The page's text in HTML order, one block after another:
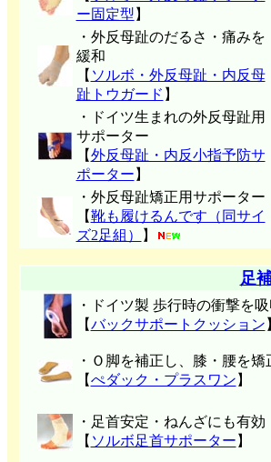
ー固定型 】
・外反母趾のだるさ・痛みを
緩和
【 ソルボ・外反母趾・内反母
趾トウガード 】
・ドイツ生まれの外反母趾用
サポーター
【外反母趾・内反小指予防サ
ポーター 】
・外反母趾矯正用サポーター
【靴も履けるんです（同サイ
ズ2足組）
】
足
・ドイツ製 歩行時の衝撃を吸
【バックサポートクッション 】
・Ｏ脚を補正し、膝・腰を矯
【ぺダック・プラスワン 】
・足首安定・ねんざにも有効
【 ソルボ足首サポーター 】